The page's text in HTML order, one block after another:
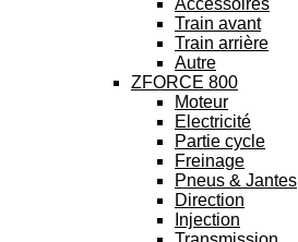
Accessoires
Train avant
Train arrière
Autre
ZFORCE 800
Moteur
Electricité
Partie cycle
Freinage
Pneus & Jantes
Direction
Injection